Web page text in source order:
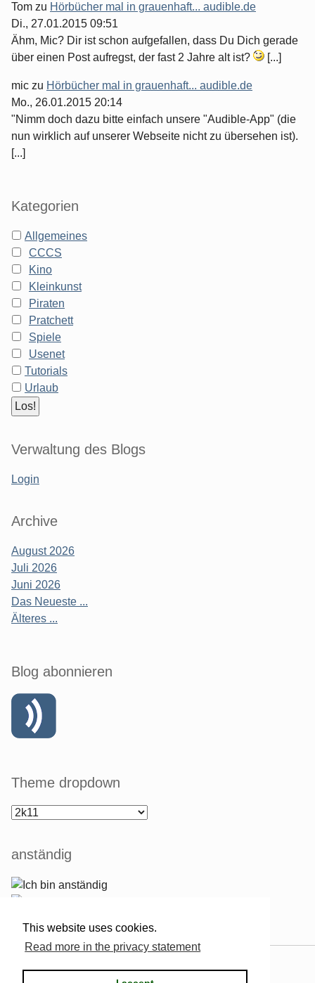
This website uses cookies.
Read more in the privacy statement
Tom zu Hörbücher mal in grauenhaft... audible.de
Di., 27.01.2015 09:51
Ähm, Mic? Dir ist schon aufgefallen, dass Du Dich gerade
über einen Post aufregst, der fast 2 Jahre alt ist?
[...]
mic zu Hörbücher mal in grauenhaft... audible.de
Mo., 26.01.2015 20:14
"Nimm doch dazu bitte einfach unsere "Audible-App" (die
nun wirklich auf unserer Webseite nicht zu übersehen ist).
[...]
Kategorien
Allgemeines
CCCS
Kino
Kleinkunst
Piraten
Pratchett
Spiele
Usenet
Tutorials
Urlaub
Verwaltung des Blogs
Login
Archive
August 2026
Juli 2026
Juni 2026
Das Neueste ...
Älteres ...
Blog abonnieren
Theme dropdown
anständig